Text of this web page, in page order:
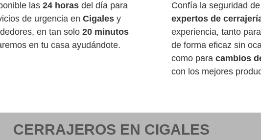
las24 horasdel día para
de urgencia en Cigalesy
en tan solo 20 minutos
en tu casa ayudándote.
Confía la seguridad
expertos de
experiencia, tanto
de forma eficaz sin
como para cambios
con los mejores
CERRAJEROS EN CIGALES